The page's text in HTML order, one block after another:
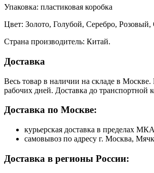
Упаковка: пластиковая коробка
Цвет: Золото, Голубой, Серебро,
Страна производитель: Китай.
Доставка
Весь товар в наличии на складе в
рабочих дней. Доставка до транспортной
Доставка по Москве:
курьерская доставка в пределах
самовывоз по адресу г. Москва,
Доставка в регионы России: